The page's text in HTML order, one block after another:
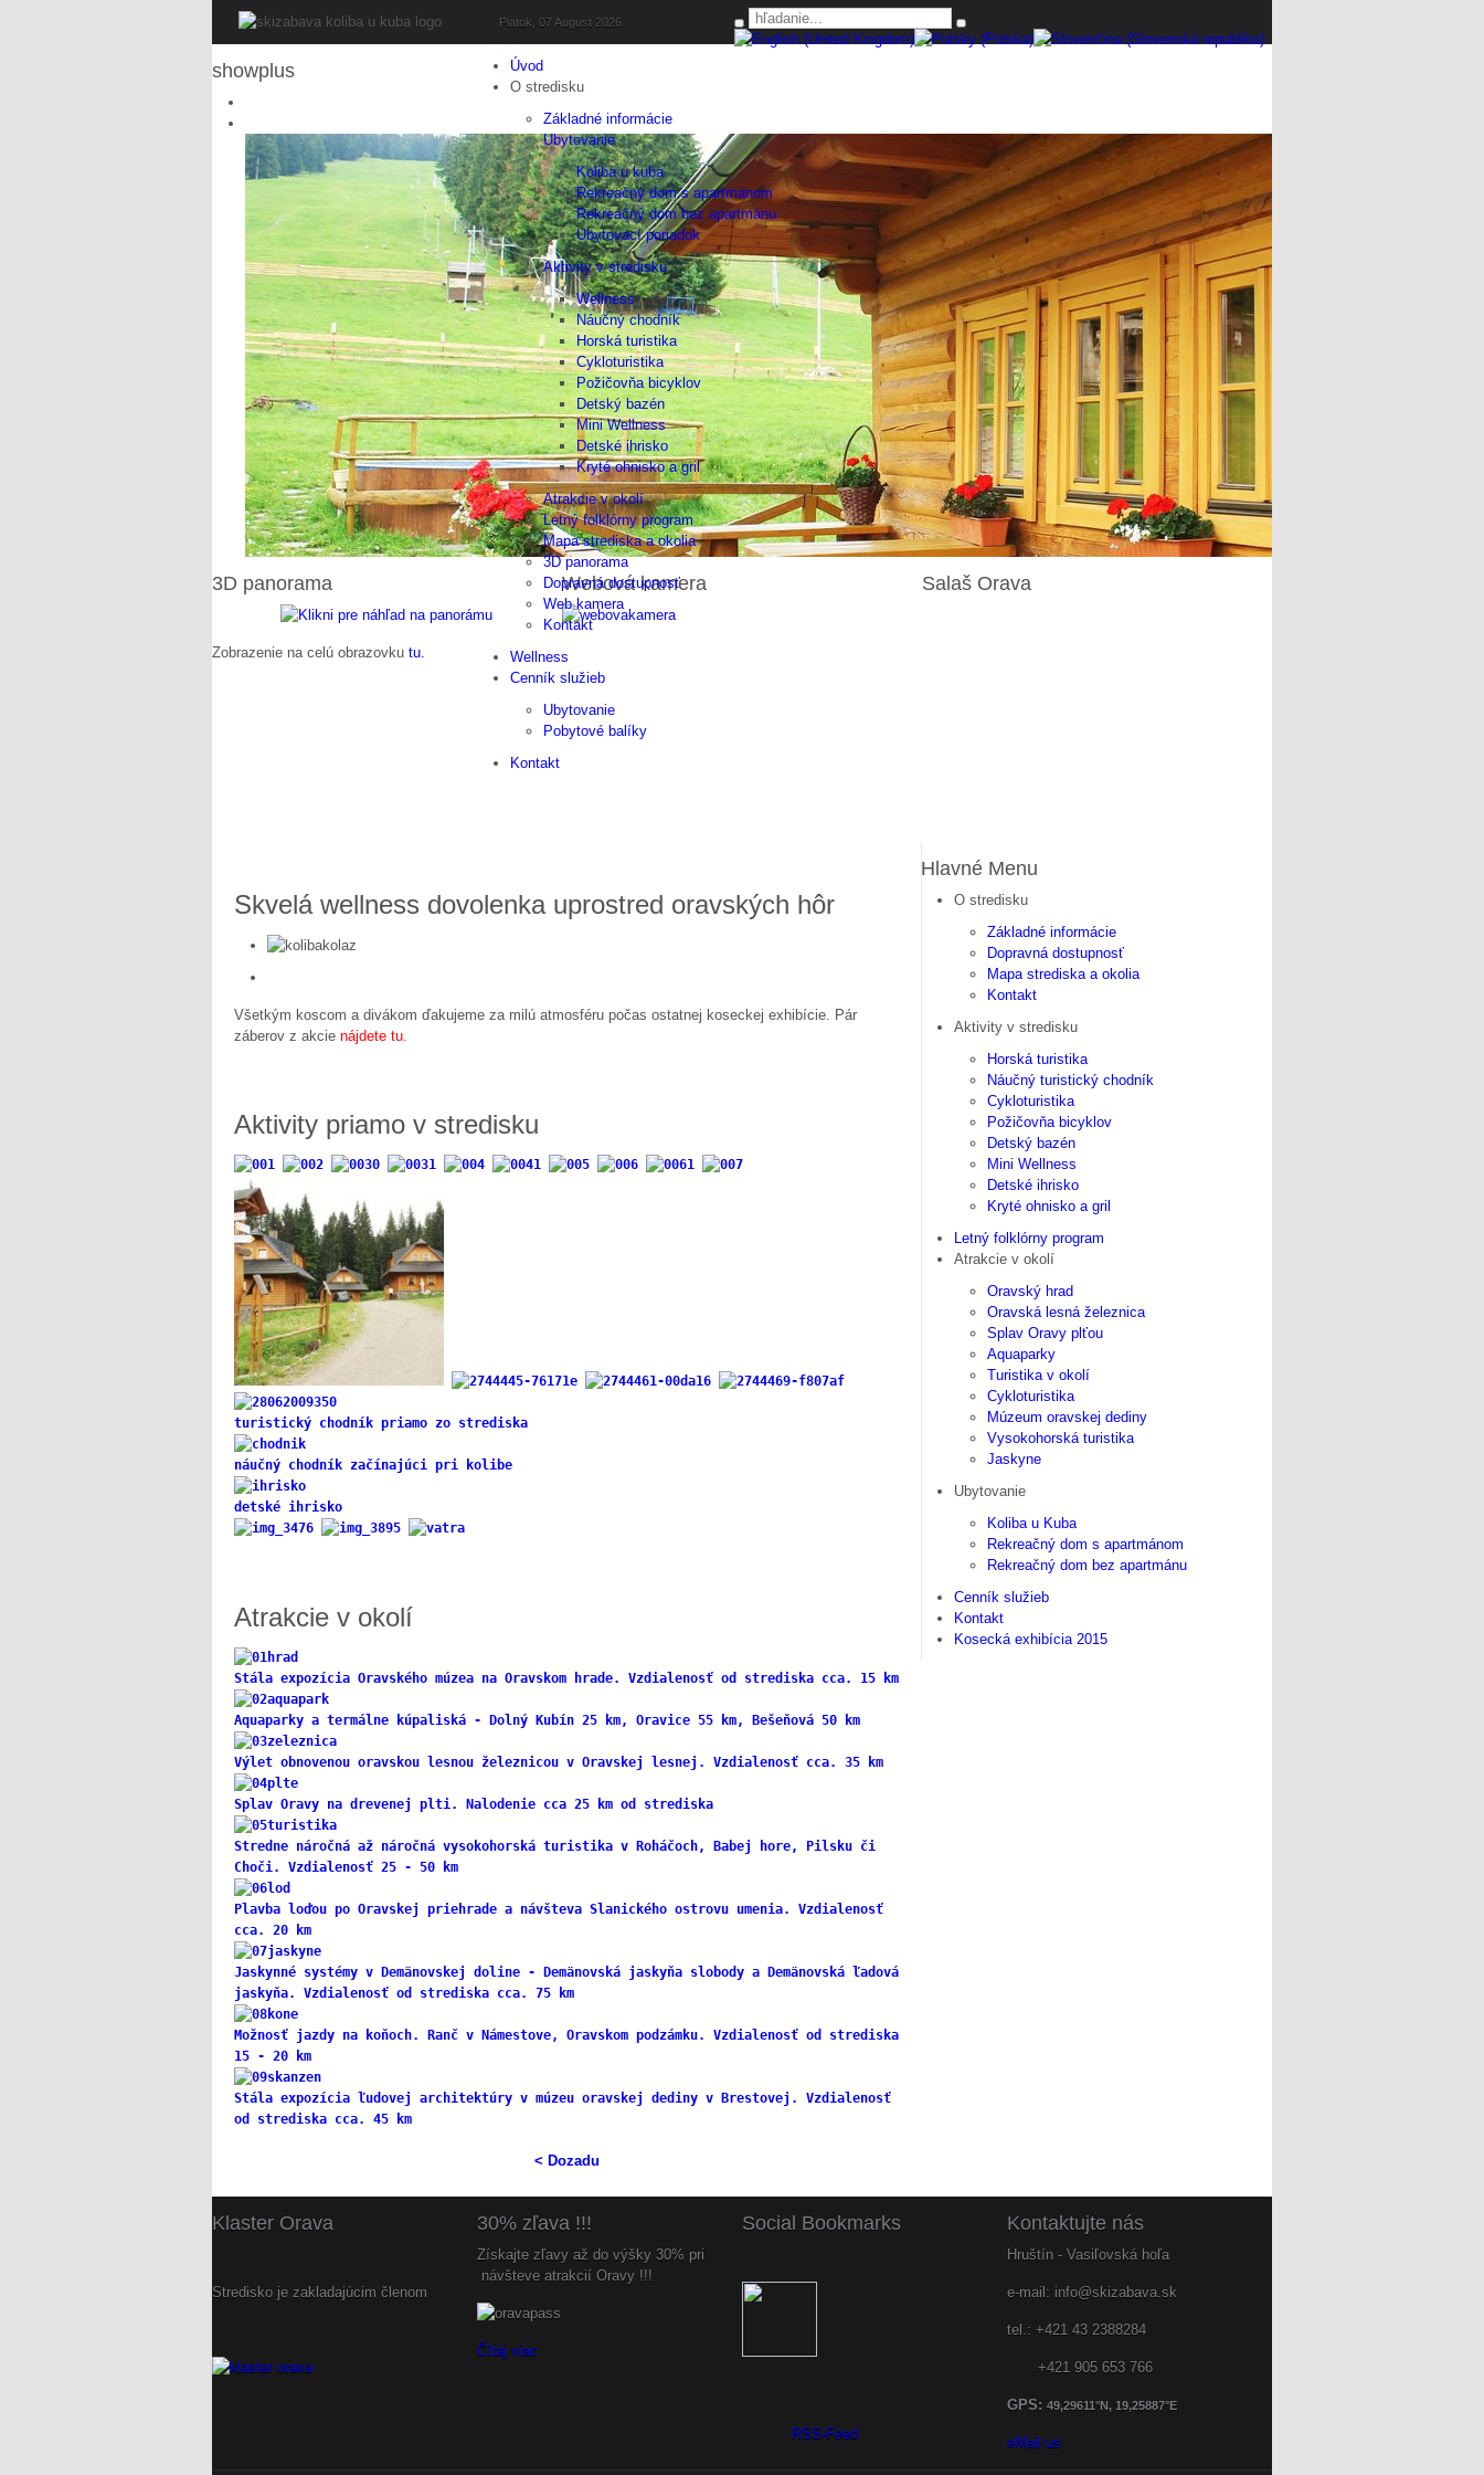
Piatok, 07 August 2026
showplus
Úvod
O stredisku
Základné informácie
Ubytovanie
Koliba u kuba
Rekreačný dom s apartmánom
Rekreačný dom bez apartmánu
Ubytovací poriadok
Aktivity v stredisku
Wellness
Náučný chodník
Horská turistika
Cykloturistika
Požičovňa bicyklov
Detský bazén
Mini Wellness
Detské ihrisko
Kryté ohnisko a gril
Atrakcie v okolí
Letný folklórny program
Mapa strediska a okolia
3D panorama
Dopravná dostupnosť
Web kamera
Kontakt
Wellness
Cenník služieb
Ubytovanie
Pobytové balíky
Kontakt
3D panorama
Zobrazenie na celú obrazovku tu.
Webovákamera Salaš Orava
Skvelá wellness dovolenka uprostred oravských hôr
Všetkým koscom a divákom ďakujeme za milú atmosféru počas ostatnej koseckej exhibície. Pár
záberov z akcie nájdete tu.
Aktivity priamo v stredisku
turistický chodník priamo zo strediska
náučný chodník začínajúci pri kolibe
detské ihrisko
Atrakcie v okolí
Stála expozícia Oravského múzea na Oravskom hrade. Vzdialenosť od strediska cca. 15 km
Aquaparky a termálne kúpaliská - Dolný Kubín 25 km, Oravice 55 km, Bešeňová 50 km
Výlet obnovenou oravskou lesnou železnicou v Oravskej lesnej. Vzdialenosť cca. 35 km
Splav Oravy na drevenej plti. Nalodenie cca 25 km od strediska
Stredne náročná až náročná vysokohorská turistika v Roháčoch, Babej hore, Pilsku či
Choči. Vzdialenosť 25 - 50 km
Plavba loďou po Oravskej priehrade a návšteva Slanického ostrovu umenia. Vzdialenosť
cca. 20 km
Jaskynné systémy v Demänovskej doline - Demänovská jaskyňa slobody a Demänovská ľadová
jaskyňa. Vzdialenosť od strediska cca. 75 km
Možnosť jazdy na koňoch. Ranč v Námestove, Oravskom podzámku. Vzdialenosť od strediska
15 - 20 km
Stála expozícia ľudovej architektúry v múzeu oravskej dediny v Brestovej. Vzdialenosť
od strediska cca. 45 km
< Dozadu
Hlavné Menu
O stredisku
Základné informácie
Dopravná dostupnosť
Mapa strediska a okolia
Kontakt
Aktivity v stredisku
Horská turistika
Náučný turistický chodník
Cykloturistika
Požičovňa bicyklov
Detský bazén
Mini Wellness
Detské ihrisko
Kryté ohnisko a gril
Letný folklórny program
Atrakcie v okolí
Oravský hrad
Oravská lesná železnica
Splav Oravy plťou
Aquaparky
Turistika v okolí
Cykloturistika
Múzeum oravskej dediny
Vysokohorská turistika
Jaskyne
Ubytovanie
Koliba u Kuba
Rekreačný dom s apartmánom
Rekreačný dom bez apartmánu
Cenník služieb
Kontakt
Kosecká exhibícia 2015
Klaster Orava
Stredisko je zakladajúcim členom
30% zľava !!!
Získajte zľavy až do výšky 30% pri
návšteve atrakcií Oravy !!!
Čítaj viac
Social Bookmarks
RSS-Feed
Kontaktujte nás
Hruštín - Vasiľovská hoľa
e-mail: info@skizabava.sk
tel.: +421 43 2388284
+421 905 653 766
GPS: 49,29611°N, 19,25887°E
eMail us